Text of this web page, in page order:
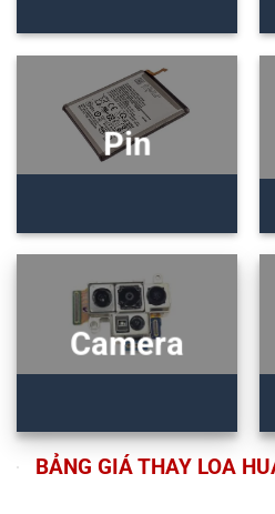
Pin
Camera
BẢNG GIÁ THAY LOA